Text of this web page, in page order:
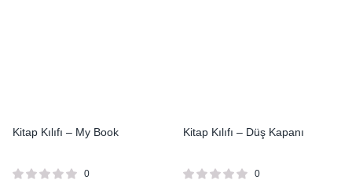
Kitap Kılıfı – My Book
0
Kitap Kılıfı – Düş Kapanı
0